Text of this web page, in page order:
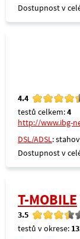
Dostupnost v
4.4
testů celkem:4
http://www.ibg-
DSL/ADSL:
Dostupnost v
T-MOBILE
3.5
testů v okrese: